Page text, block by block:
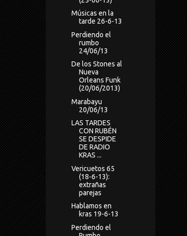
Músicas en la
tarde 26-6-13
Perdiendo el
rumbo
24/06/13
De los Stones al
Nueva
Orleans Funk
(20/06/2013)
Marabayu
20/06/13
LAS TARDES
CON RUBÉN
SE DESPIDE
DE RADIO
KRAS ...
Vericuetos 65
(18-6-13):
extrañas
parejas
Hablamos en
kras 19-6-13
Perdiendo el